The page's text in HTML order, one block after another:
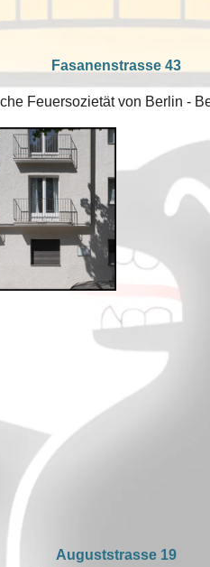
Fasanenstrasse 43
Feuersozietät von Berlin -
Auguststrasse 19